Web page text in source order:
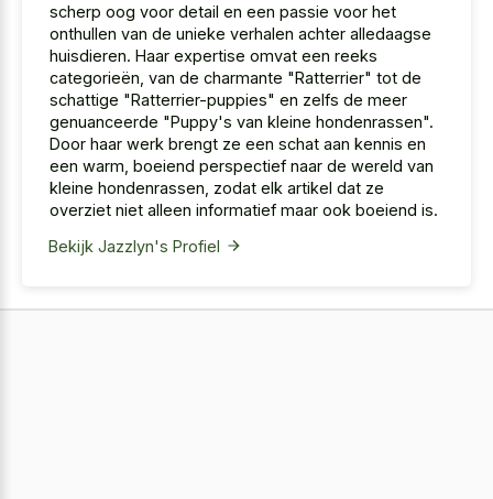
scherp oog voor detail en een passie voor het
onthullen van de unieke verhalen achter alledaagse
huisdieren. Haar expertise omvat een reeks
categorieën, van de charmante "Ratterrier" tot de
schattige "Ratterrier-puppies" en zelfs de meer
genuanceerde "Puppy's van kleine hondenrassen".
Door haar werk brengt ze een schat aan kennis en
een warm, boeiend perspectief naar de wereld van
kleine hondenrassen, zodat elk artikel dat ze
overziet niet alleen informatief maar ook boeiend is.
Bekijk Jazzlyn's Profiel